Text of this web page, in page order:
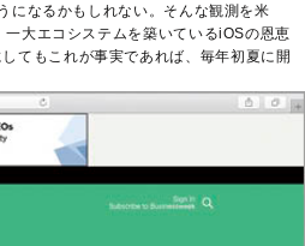
になるかもしれない。そんな観測を米
大エコシステムを築いているiOSの恩恵
てもこれが事実であれば、毎年初夏に開